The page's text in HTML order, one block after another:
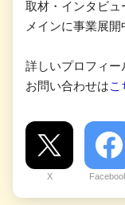
取材・インタビュ
メインに事業展開
詳しいプロフィー
お問い合わせはこ
X